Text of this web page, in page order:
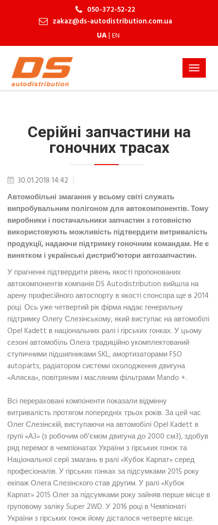
050-372-52-22
zakaz@ds-autodistribution.com.ua
UA| EN
Toggle
Серійні запчастини на
гоночних трасах
30.01.2018 14:42
Автомобільні змагання у всьому світі служать
випробувальним полігоном для автокомпонентів. Тому
виробники і постачальники запчастин з готовністю
використовують можливість підтвердити витривалість
продукції, надаючи підтримку гоночним командам. Не є
винятком і українські дистриб'ютори автозапчастин.
У прагненні підтвердити рівень якості пропонованих
автокомпонентів компанія DS Autodistribution вийшла на
арену професійного автоспорту в якості спонсора ще в 2014
році. Ось уже четвертий рік фірма надає генеральну
підтримку Олегу Слезінському, який виступає на автомобілі
Opel Kadett в національних ралі і гірських гонках. У цьому
сезоні автомобіль Олега традиційно укомплектований
ступичними підшипниками SKL, амортизаторами FSO
autoparts, радіатором системи охолодження двигуна
«Аляска», повітряним і масляним фільтрами Mando +.
Всі перераховані компоненти показали відмінну
витривалість протягом попередніх трьох років. За цей час
Олег Слезінскій, виступаючи на автомобілі Opel Kadett в
групі «А3» (з робочим об'ємом двигуна до 2000 см3), здобув
ряд перемог в чемпіонатах України з гірських гонок та
Національної серії змагань в ралі «Кубок Карпат» серед
професіоналів. У гірських гонках за підсумками 2015 року
екіпаж Олега Слезінского став другим. У ралі «Кубок
Карпат» 2015 Олег за підсумками року зайняв перше місце в
груповому заліку Super 2WD. У 2016 році в Чемпіонаті
України з гірських гонок йому дісталося четверте місце.